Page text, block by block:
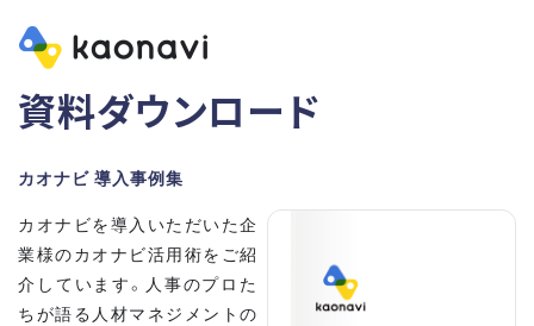
資料ダウンロード
カオナビ 導入事例集
カオナビを導入いただいた企
業様のカオナビ活用術をご紹
介しています。人事のプロた
ちが語る人材マネジメントの